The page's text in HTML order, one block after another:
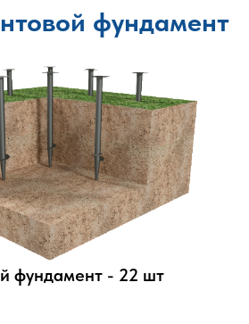
фундамент
фундамент - 22 шт